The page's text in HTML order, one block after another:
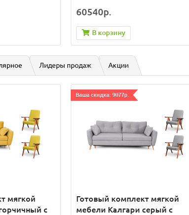
60540р.
В корзину
Лидеры продаж Акции
мягкой
с
Ваша скидка: 9077р.
Готовый комплект мягкой
мебели Калгари серый с